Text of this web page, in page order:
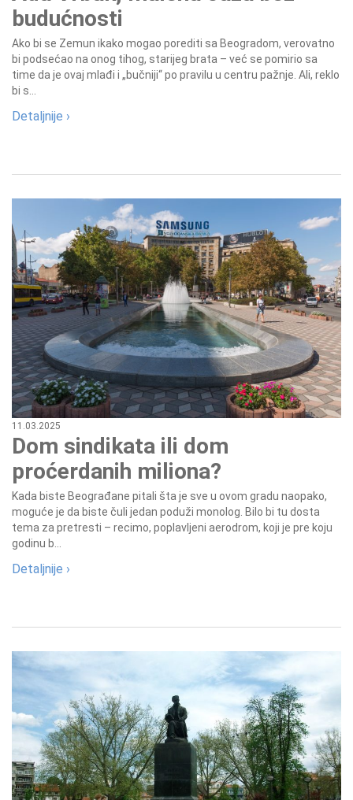
budućnosti
Ako bi se Zemun ikako mogao porediti sa Beogradom, verovatno
bi podsećao na onog tihog, starijeg brata – već se pomirio sa
time da je ovaj mlađi i „bučniji“ po pravilu u centru pažnje. Ali, reklo
bi s...
Detaljnije ›
11.03.2025
Dom sindikata ili dom
proćerdanih miliona?
Kada biste Beograđane pitali šta je sve u ovom gradu naopako,
moguće je da biste čuli jedan poduži monolog. Bilo bi tu dosta
tema za pretresti – recimo, poplavljeni aerodrom, koji je pre koju
godinu b...
Detaljnije ›